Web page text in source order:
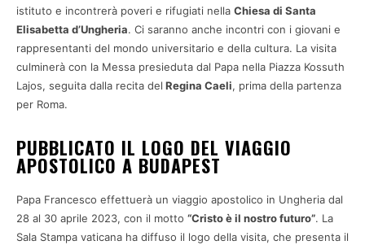
istituto e incontrerà poveri e rifugiati nella Chiesa di Santa
Elisabetta d’Ungheria. Ci saranno anche incontri con i giovani e
rappresentanti del mondo universitario e della cultura. La visita
culminerà con la Messa presieduta dal Papa nella Piazza Kossuth
Lajos, seguita dalla recita del Regina Caeli, prima della partenza
per Roma.
PUBBLICATO IL LOGO DEL VIAGGIO
APOSTOLICO A BUDAPEST
Papa Francesco effettuerà un viaggio apostolico in Ungheria dal
28 al 30 aprile 2023, con il motto “Cristo è il nostro futuro”. La
Sala Stampa vaticana ha diffuso il logo della visita, che presenta il